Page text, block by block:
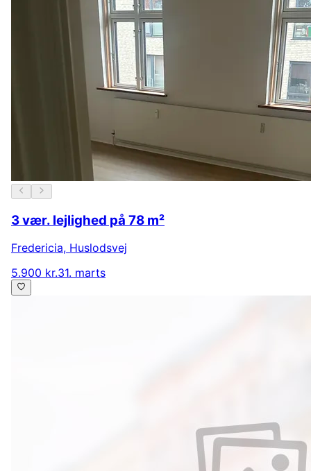
3 vær. lejlighed på 78 m²
Fredericia, Huslodsvej
5.900 kr.31. marts